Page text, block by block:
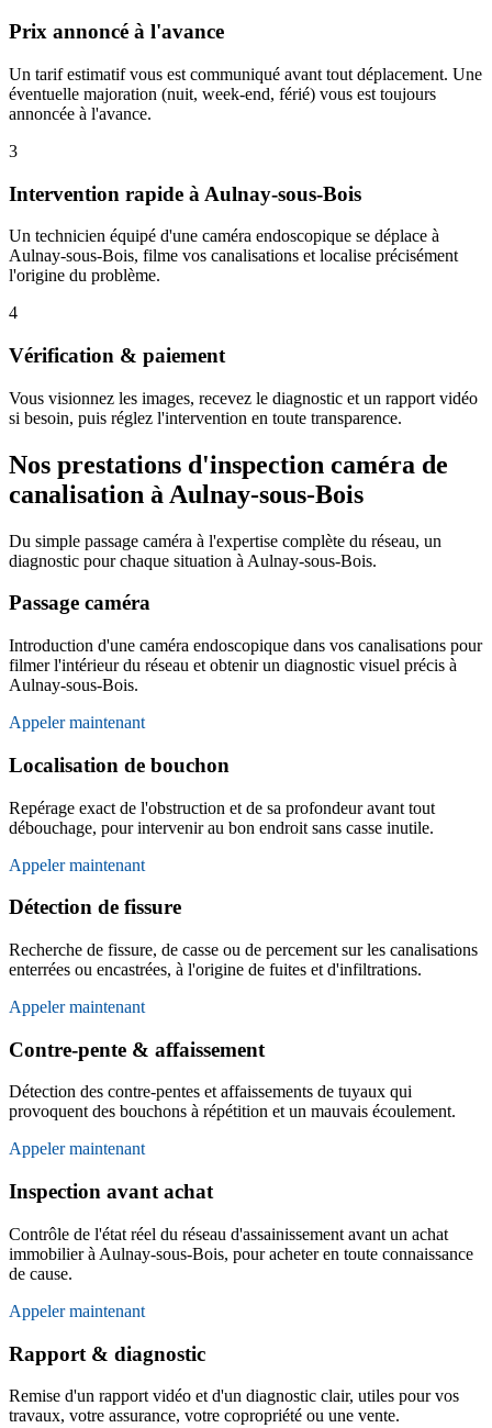
Prix annoncé à l'avance
Un tarif estimatif vous est communiqué avant tout déplacement. Une
éventuelle majoration (nuit, week-end, férié) vous est toujours
annoncée à l'avance.
3
Intervention rapide à Aulnay-sous-Bois
Un technicien équipé d'une caméra endoscopique se déplace à
Aulnay-sous-Bois, filme vos canalisations et localise précisément
l'origine du problème.
4
Vérification & paiement
Vous visionnez les images, recevez le diagnostic et un rapport vidéo
si besoin, puis réglez l'intervention en toute transparence.
Nos prestations d'inspection caméra de
canalisation à Aulnay-sous-Bois
Du simple passage caméra à l'expertise complète du réseau, un
diagnostic pour chaque situation à Aulnay-sous-Bois.
Passage caméra
Introduction d'une caméra endoscopique dans vos canalisations pour
filmer l'intérieur du réseau et obtenir un diagnostic visuel précis à
Aulnay-sous-Bois.
Appeler maintenant
Localisation de bouchon
Repérage exact de l'obstruction et de sa profondeur avant tout
débouchage, pour intervenir au bon endroit sans casse inutile.
Appeler maintenant
Détection de fissure
Recherche de fissure, de casse ou de percement sur les canalisations
enterrées ou encastrées, à l'origine de fuites et d'infiltrations.
Appeler maintenant
Contre-pente & affaissement
Détection des contre-pentes et affaissements de tuyaux qui
provoquent des bouchons à répétition et un mauvais écoulement.
Appeler maintenant
Inspection avant achat
Contrôle de l'état réel du réseau d'assainissement avant un achat
immobilier à Aulnay-sous-Bois, pour acheter en toute connaissance
de cause.
Appeler maintenant
Rapport & diagnostic
Remise d'un rapport vidéo et d'un diagnostic clair, utiles pour vos
travaux, votre assurance, votre copropriété ou une vente.